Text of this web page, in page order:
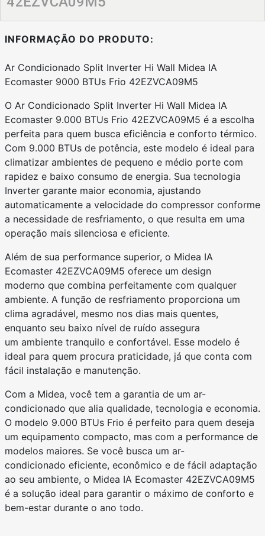
INFORMAÇÃO DO PRODUTO:
Ar Condicionado Split Inverter Hi Wall Midea IA
Ecomaster 9000 BTUs Frio 42EZVCA09M5
O Ar Condicionado Split Inverter Hi Wall Midea IA
Ecomaster 9.000 BTUs Frio 42EZVCA09M5 é a escolha
perfeita para quem busca eficiência e conforto térmico.
Com 9.000 BTUs de potência, este modelo é ideal para
climatizar ambientes de pequeno e médio porte com
rapidez e baixo consumo de energia. Sua tecnologia
Inverter garante maior economia, ajustando
automaticamente a velocidade do compressor conforme
a necessidade de resfriamento, o que resulta em uma
operação mais silenciosa e eficiente.
Além de sua performance superior, o Midea IA
Ecomaster 42EZVCA09M5 oferece um design
moderno que combina perfeitamente com qualquer
ambiente. A função de resfriamento proporciona um
clima agradável, mesmo nos dias mais quentes,
enquanto seu baixo nível de ruído assegura
um ambiente tranquilo e confortável. Esse modelo é
ideal para quem procura praticidade, já que conta com
fácil instalação e manutenção.
Com a Midea, você tem a garantia de um ar-
condicionado que alia qualidade, tecnologia e economia.
O modelo 9.000 BTUs Frio é perfeito para quem deseja
um equipamento compacto, mas com a performance de
modelos maiores. Se você busca um ar-
condicionado eficiente, econômico e de fácil adaptação
ao seu ambiente, o Midea IA Ecomaster 42EZVCA09M5
é a solução ideal para garantir o máximo de conforto e
bem-estar durante o ano todo.